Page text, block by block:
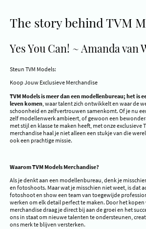
The story behind TVM
Yes You Can! ~ Amanda van
Steun TVM Models:
Koop Jouw Exclusieve Merchandise
TVM Models is meer dan een modellenbureau; het is
leven komen , waar talent zich ontwikkelt en waar de
schoonheid en zelfvertrouwen samenkomt. Of je nu
zelf modellenwerk ambieert, of gewoon een
met stijl en klasse te maken heeft, met onze exclusieve
merchandise haal je niet alleen een stukje van die
ook een prachtige missie.
Waarom TVM Models Merchandise?
Als je denkt aan een modellenbureau, denk je
en fotoshoots. Maar wat je misschien niet weet, is dat
fotoshoot en show een team van toegewijde
werken om elk detail perfect te maken. Door het kopen
merchandise draag je direct bij aan de groei en het
ons in staat om nieuwe talenten te ondersteunen,
ons merk te blijven versterken.